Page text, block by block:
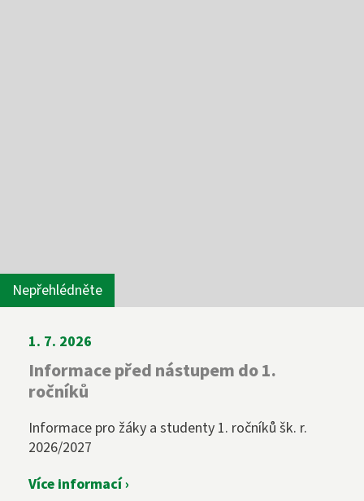
Nepřehlédněte
1. 7. 2026
Informace před nástupem do 1.
ročníků
Informace pro žáky a studenty 1. ročníků šk. r.
2026/2027
Více informací ›